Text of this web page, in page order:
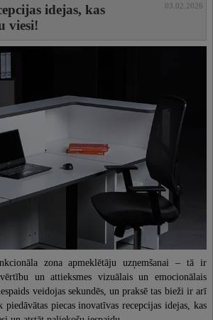
idejas, kas
viesi!
03.02.2026
zona apmeklētāju uzņemšanai – tā ir
un attieksmes vizuālais un emocionālais
veidojas sekundēs, un praksē tas bieži ir arī
piecas inovatīvas recepcijas idejas, kas